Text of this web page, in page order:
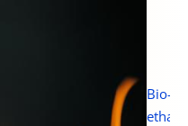
Bio-